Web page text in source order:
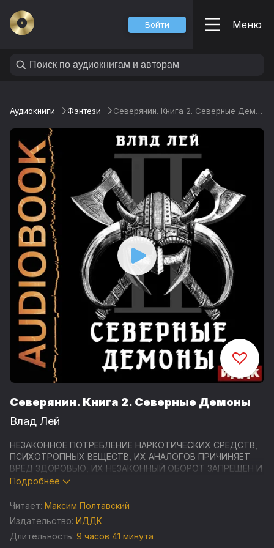
Войти Меню
Аудиокниги Фэнтези Северянин. Книга 2. Северные Демоны
Северянин. Книга 2. Северные Демоны
Влад Лей
НЕЗАКОННОЕ ПОТРЕБЛЕНИЕ НАРКОТИЧЕСКИХ СРЕДСТВ,
ПСИХОТРОПНЫХ ВЕЩЕСТВ, ИХ АНАЛОГОВ ПРИЧИНЯЕТ
ВРЕД ЗДОРОВЬЮ, ИХ НЕЗАКОННЫЙ ОБОРОТ ЗАПРЕЩЕН И
ВЛЕЧЕТ УСТАНОВЛЕННУЮ ЗАКОНОДАТЕЛЬСТВОМ
"Северные Демоны" - фантастический роман Влада Лей,
вторая книга цикла "Северянин", жанр ЛитРПГ, боевое
фэнтези.
Подробнее
Читает: Максим Полтавский
Издательство: ИДДК
Длительность: 9 часов 41 минута